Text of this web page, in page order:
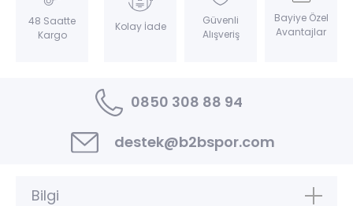
48 Saatte
Kargo
Kolay İade
Güvenli
Alışveriş
Bayiye Özel
Avantajlar
0850 308 88 94
destek@b2bspor.com
Bilgi